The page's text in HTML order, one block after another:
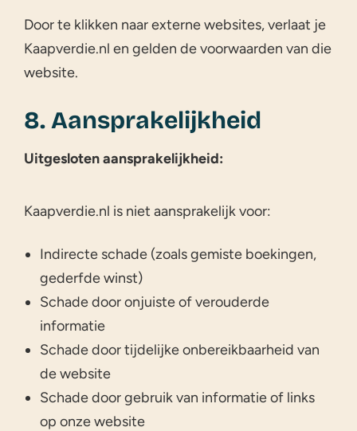
Door te klikken naar externe websites, verlaat je
Kaapverdie.nl en gelden de voorwaarden van die
website.
8. Aansprakelijkheid
Uitgesloten aansprakelijkheid:
Kaapverdie.nl is niet aansprakelijk voor:
Indirecte schade (zoals gemiste boekingen,
gederfde winst)
Schade door onjuiste of verouderde
informatie
Schade door tijdelijke onbereikbaarheid van
de website
Schade door gebruik van informatie of links
op onze website